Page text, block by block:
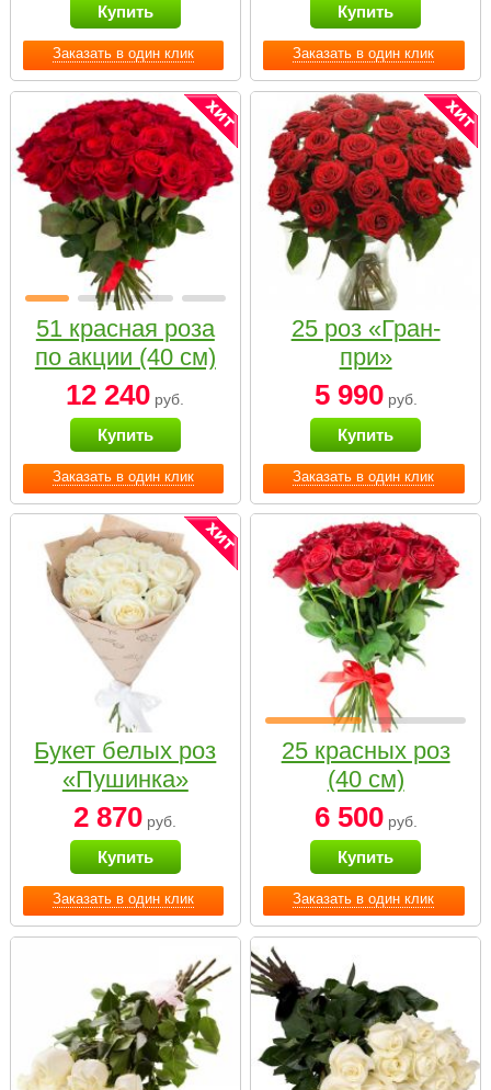
Заказать в один клик
Купить
Заказать в один клик
Купить
Заказать в один клик
51 красная роза
по акции (40 см)
12 240 руб.
Купить
Заказать в один клик
25 роз «Гран-
при»
5 990руб.
Купить
Заказать в один клик
Букет белых роз
«Пушинка»
2 870 руб.
Купить
Заказать в один клик
25 красных роз
(40 см)
6 500руб.
Купить